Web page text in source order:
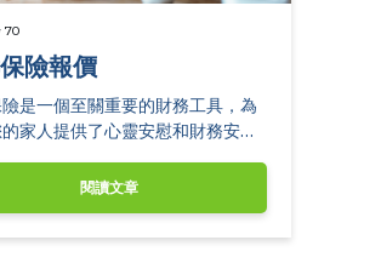
70
險報價
是一個至關重要的財務工具，為
家人提供了心靈安慰和財務安
閱讀文章